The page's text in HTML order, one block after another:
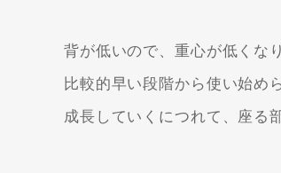
背が低いので、重心が低くな
比較的早い段階から使い始め
成長していくにつれて、座る